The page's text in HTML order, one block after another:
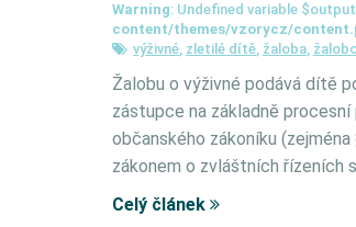
Warning: Undefined variable
content/themes/vzorycz/
výživné, zletilé dítě, žaloba,
Žalobu o výživné podává dítě
zástupce na základně
občanského zákoníku
zákonem o zvláštních řízeních
Celý článek